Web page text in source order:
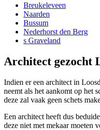
Breukeleveen
Naarden
Bussum
Nederhorst den Berg
s Graveland
Architect gezocht
Indien er een architect in
neemt als het aankomt op het
deze zal vaak geen schets
Een architect heeft dus
deze niet met mekaar moeten